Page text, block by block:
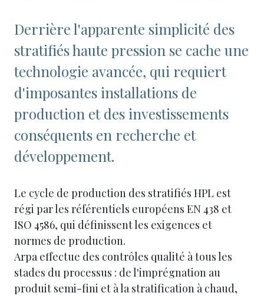
Derrière l'apparente simplicité des
stratifiés haute pression se cache une
technologie avancée, qui requiert
d'imposantes installations de
production et des investissements
conséquents en recherche et
développement.
Le cycle de production des stratifiés HPL est
régi par les référentiels européens EN 438 et
ISO 4586, qui définissent les exigences et
normes de production.
Arpa effectue des contrôles qualité à tous les
stades du processus : de l'imprégnation au
produit semi-fini et à la stratification à chaud,